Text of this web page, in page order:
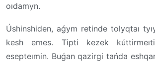
oıdamyn.
Úshinshiden, aǵym retinde tolyqtaı
kesh emes. Tipti kezek
esepteımin. Buǵan qazirgi tańda